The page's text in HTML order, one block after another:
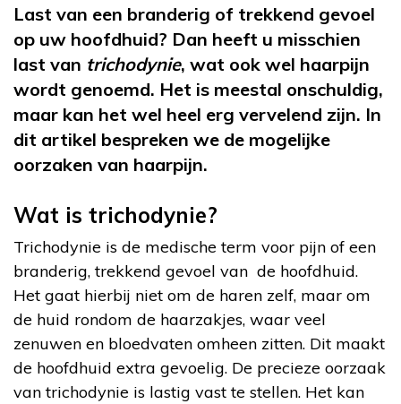
Last van een branderig of trekkend gevoel
op uw hoofdhuid? Dan heeft u misschien
last van trichodynie, wat ook wel haarpijn
wordt genoemd. Het is meestal onschuldig,
maar kan het wel heel erg vervelend zijn. In
dit artikel bespreken we de mogelijke
oorzaken van haarpijn.
Wat is trichodynie?
Trichodynie is de medische term voor pijn of een
branderig, trekkend gevoel van de hoofdhuid.
Het gaat hierbij niet om de haren zelf, maar om
de huid rondom de haarzakjes, waar veel
zenuwen en bloedvaten omheen zitten. Dit maakt
de hoofdhuid extra gevoelig. De precieze oorzaak
van trichodynie is lastig vast te stellen. Het kan